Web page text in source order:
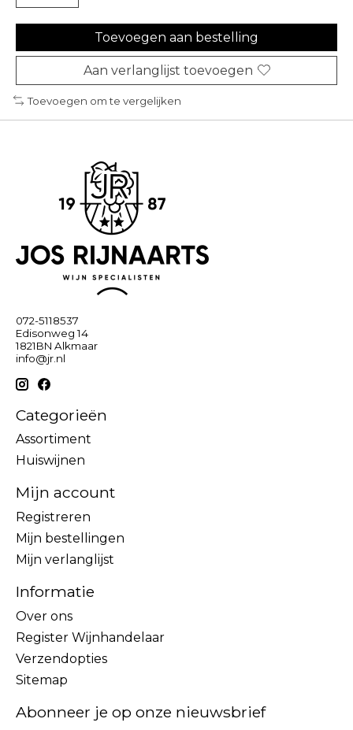
Toevoegen aan bestelling
Aan verlanglijst toevoegen
Toevoegen om te vergelijken
072-5118537
Edisonweg 14
1821BN Alkmaar
info@jr.nl
Categorieën
Assortiment
Huiswijnen
Mijn account
Registreren
Mijn bestellingen
Mijn verlanglijst
Informatie
Over ons
Register Wijnhandelaar
Verzendopties
Sitemap
Abonneer je op onze nieuwsbrief